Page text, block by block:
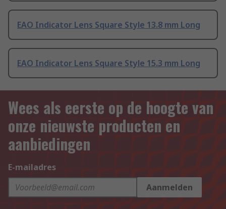
EAO Indicator Lens Square Style 13.8 mm Long
EAO Indicator Lens Square Style 15.3 mm Long
Wees als eerste op de hoogte van
onze nieuwste producten en
aanbiedingen
E-mailadres
Aanmelden